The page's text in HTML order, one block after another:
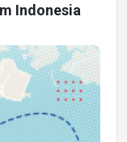
Indonesia